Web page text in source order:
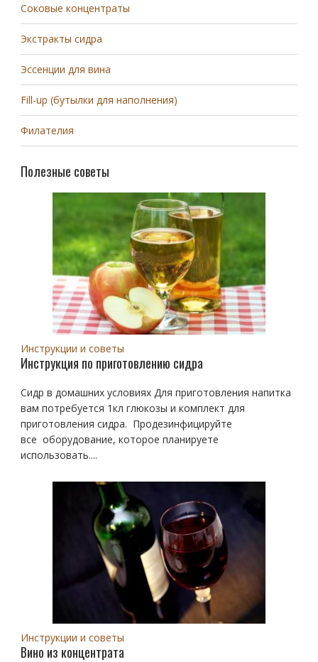
Соковые концентраты
Экстракты сидра
Эссенции для вина
Fill-up (бутылки для наполнения)
Филателия
Полезные советы
Инструкции и советы
Инструкция по приготовлению сидра
Сидр в домашних условиях Для приготовления напитка
вам потребуется 1кл глюкозы и комплект для
приготовления сидра. Продезинфицируйте
все оборудование, которое планируете
использовать....
Инструкции и советы
Вино из концентрата